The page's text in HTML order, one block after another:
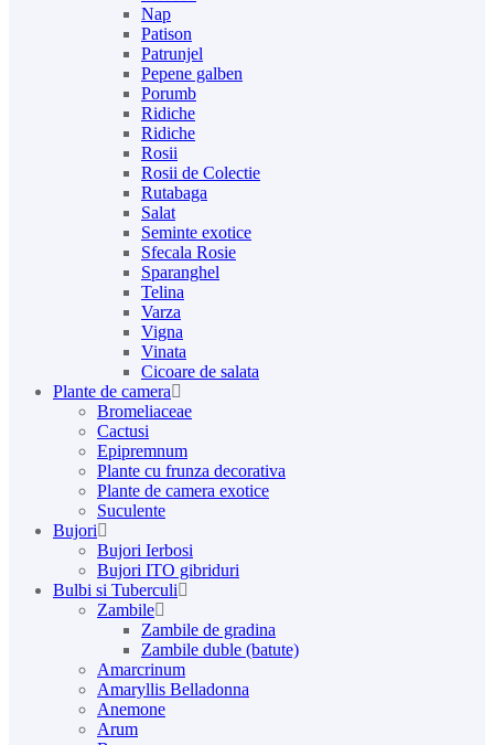
Nap
Patison
Patrunjel
Pepene galben
Porumb
Ridiche
Ridiche
Rosii
Rosii de Colectie
Rutabaga
Salat
Seminte exotice
Sfecala Rosie
Sparanghel
Telina
Varza
Vigna
Vinata
Сicoare de salata
Plante de camera
Bromeliaceae
Cactusi
Epipremnum
Plante cu frunza decorativa
Plante de camera exotice
Suculente
Bujori
Bujori Ierbosi
Bujori ITO gibriduri
Bulbi si Tuberculi
Zambile
Zambile de gradina
Zambile duble (batute)
Amarcrinum
Amaryllis Belladonna
Anemone
Arum